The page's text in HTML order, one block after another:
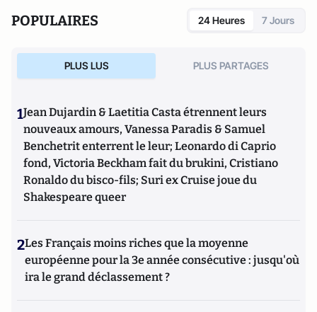
POPULAIRES 24 Heures 7 Jours
PLUS LUS PLUS PARTAGES
1Jean Dujardin & Laetitia Casta étrennent leurs
nouveaux amours, Vanessa Paradis & Samuel
Benchetrit enterrent le leur; Leonardo di Caprio
fond, Victoria Beckham fait du brukini, Cristiano
Ronaldo du bisco-fils; Suri ex Cruise joue du
Shakespeare queer
2Les Français moins riches que la moyenne
européenne pour la 3e année consécutive : jusqu'où
ira le grand déclassement ?